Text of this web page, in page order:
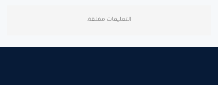
التعليقات مغلقة.